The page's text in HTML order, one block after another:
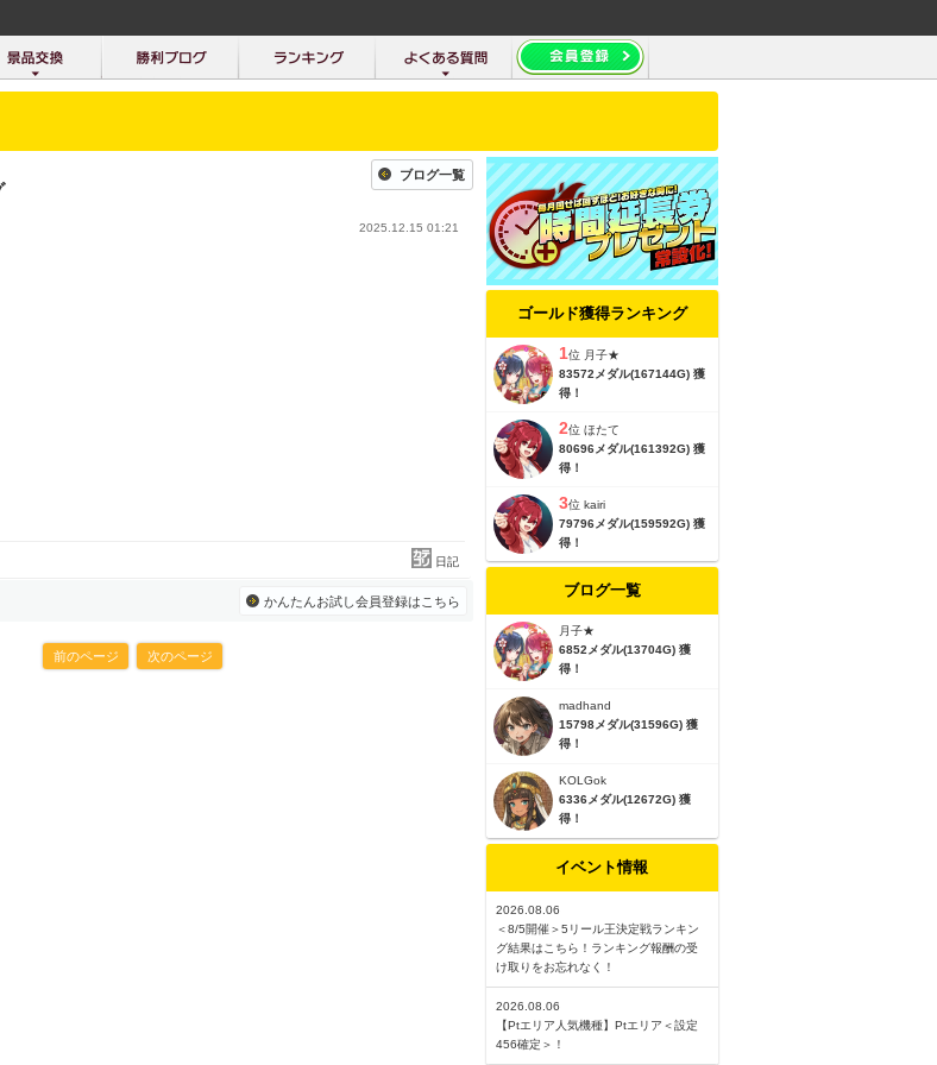
ブログ一覧
2025.12.15 01:21
日記
かんたんお試し会員登録はこちら
前のページ 次のページ
ゴールド獲得ランキング
1位 月子★
83572メダル(167144G) 獲
得！
2位 ほたて
80696メダル(161392G) 獲
得！
3位 kairi
79796メダル(159592G) 獲
得！
ブログ一覧
月子★
6852メダル(13704G) 獲
得！
madhand
15798メダル(31596G) 獲
得！
KOLGok
6336メダル(12672G) 獲
得！
イベント情報
2026.08.06
＜8/5開催＞5リール王決定戦ランキン
グ結果はこちら！ランキング報酬の受
け取りをお忘れなく！
2026.08.06
【Ptエリア人気機種】Ptエリア＜設定
456確定＞！